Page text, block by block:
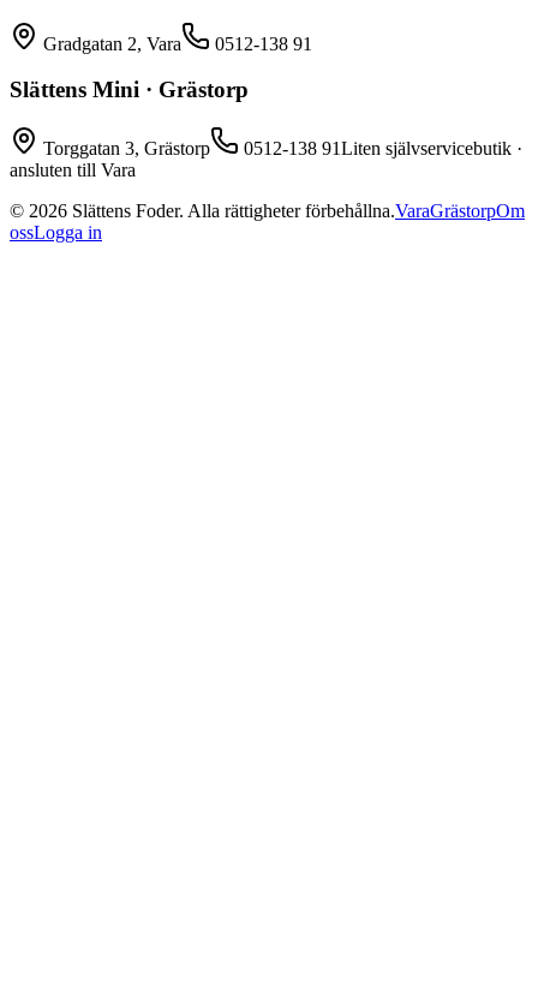
Gradgatan 2, Vara 0512-138 91
Slättens Mini · Grästorp
Torggatan 3, Grästorp 0512-138 91Liten självservicebutik ·
ansluten till Vara
© 2026 Slättens Foder. Alla rättigheter förbehållna.VaraGrästorpOm
ossLogga in